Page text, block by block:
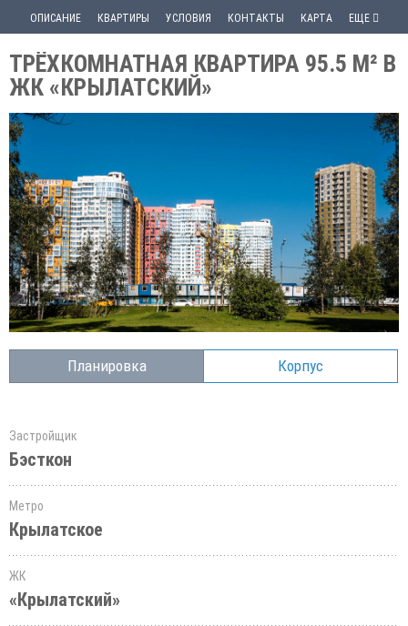
ОПИСАНИЕ КВАРТИРЫ УСЛОВИЯ КОНТАКТЫ КАРТА ЕЩЕ
ТРЁХКОМНАТНАЯ КВАРТИРА 95.5 М² В
ЖК «КРЫЛАТСКИЙ»
Планировка Корпус
Застройщик
Бэсткон
Метро
Крылатское
ЖК
«Крылатский»